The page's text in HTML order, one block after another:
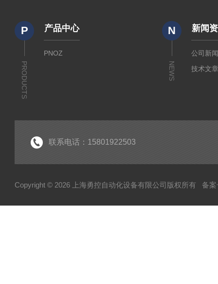
P
PRODUCTS
产品中心
PNOZ
N
NEWS
新闻
公司新
技术文
联系电话：15801922503
Copyright © 2026 上海勇控自动化设备有限公司版权所有 备案